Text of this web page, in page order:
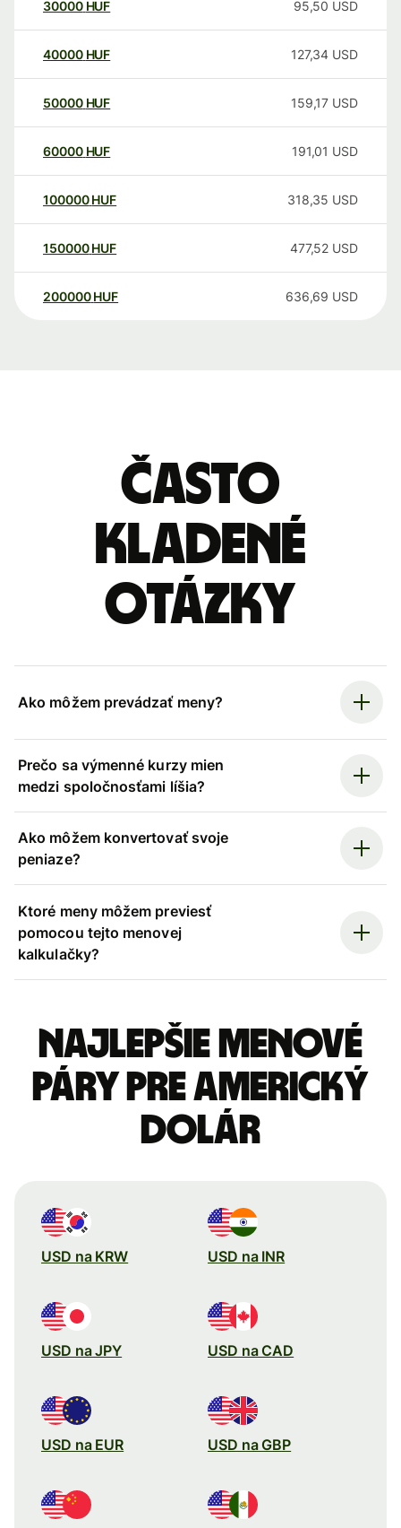
30000 HUF 95,50 USD
40000 HUF 127,34 USD
50000 HUF 159,17 USD
60000 HUF 191,01 USD
100000 HUF 318,35 USD
150000 HUF 477,52 USD
200000 HUF 636,69 USD
Často
kladené
otázky
Ako môžem prevádzať meny?
Prečo sa výmenné kurzy mien
medzi spoločnosťami líšia?
Ako môžem konvertovať svoje
peniaze?
Ktoré meny môžem previesť
pomocou tejto menovej
kalkulačky?
Najlepšie menové
páry pre Americký
dolár
USD na KRW USD na INR
USD na JPY USD na CAD
USD na EUR USD na GBP